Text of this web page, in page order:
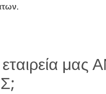
.
εταιρεία